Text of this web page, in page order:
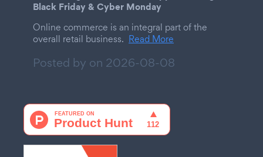
Black Friday & Cyber Monday
Online commerce is an integral part of the
overall retail business. Read More
Posted by on 2026-08-08